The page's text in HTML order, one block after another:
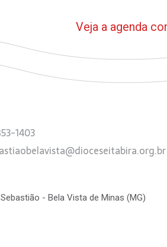
Veja a agenda
1403
Sebastião - Bela Vista de Minas